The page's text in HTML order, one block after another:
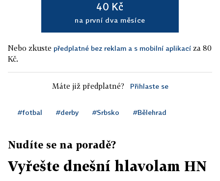
40 Kč
na první dva měsíce
Nebo zkuste předplatné bez reklam a s mobilní aplikací za 80
Kč.
Máte již předplatné? Přihlaste se
#fotbal #derby #Srbsko #Bělehrad
Nudíte se na poradě?
Vyřešte dnešní hlavolam HN